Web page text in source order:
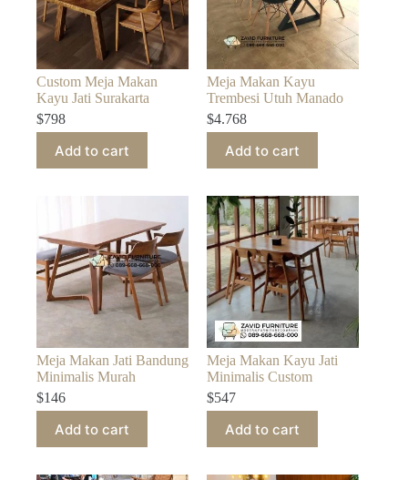
Custom Meja Makan
Kayu Jati Surakarta
$798
Add to cart
Meja Makan Kayu
Trembesi Utuh Manado
$4.768
Add to cart
Meja Makan Jati Bandung
Minimalis Murah
$146
Add to cart
Meja Makan Kayu Jati
Minimalis Custom
$547
Add to cart